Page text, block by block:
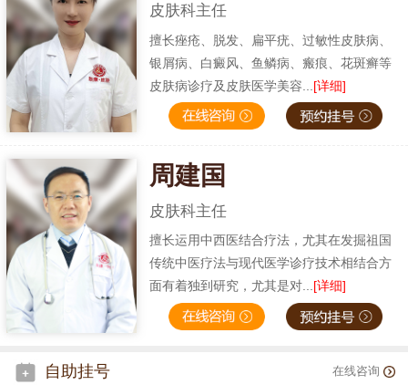
皮肤科主任
擅长痤疮、脱发、扁平疣、过敏性皮肤病、
银屑病、白癜风、鱼鳞病、瘢痕、花斑癣等
皮肤病诊疗及皮肤医学美容... [详细]
周建国
皮肤科主任
擅长运用中西医结合疗法，尤其在发掘祖国
传统中医疗法与现代医学诊疗技术相结合方
面有着独到研究，尤其是对...[详细]
自助挂号 在线咨询